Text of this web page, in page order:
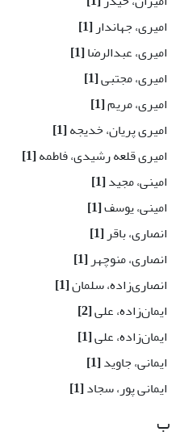
امیری، جهاندار[1]
امیری، عبدالرضا[1]
امیری، مجتبی[1]
امیری، مریم[1]
امیری پریان، خدیجه[1]
امیری قلعه رشیدی، فاطمه[1]
امینی، مجید[1]
امینی، یوسف[1]
انصاری، باقر[1]
انصاری، منوچهر[1]
انصاری‌زاده، سلمان[1]
ایمان‌زاده، علی[2]
ایمان‌زاده، علی[1]
ایمانی، جاوید[1]
ایمانی پور، سجاد[1]
ب